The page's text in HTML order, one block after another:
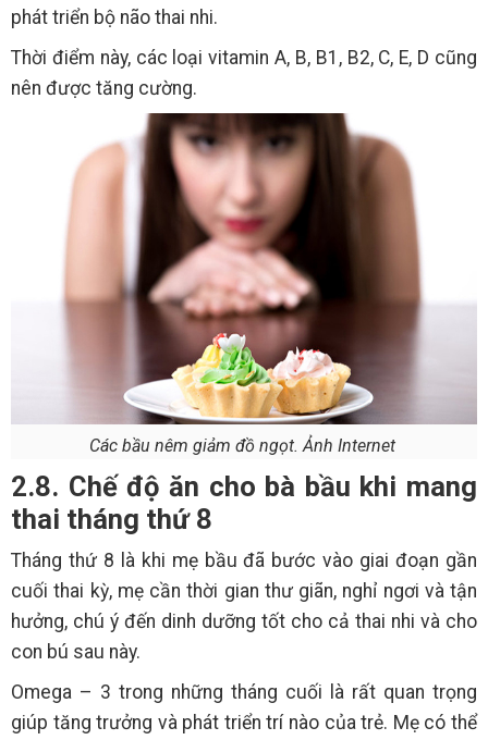
phát triển bộ não thai nhi.
Thời điểm này, các loại vitamin A, B, B1, B2, C, E, D cũng
nên được tăng cường.
Các bầu nêm giảm đồ ngọt. Ảnh Internet
2.8. Chế độ ăn cho bà bầu khi mang
thai tháng thứ 8
Tháng thứ 8 là khi mẹ bầu đã bước vào giai đoạn gần
cuối thai kỳ, mẹ cần thời gian thư giãn, nghỉ ngơi và tận
hưởng, chú ý đến dinh dưỡng tốt cho cả thai nhi và cho
con bú sau này.
Omega – 3 trong những tháng cuối là rất quan trọng
giúp tăng trưởng và phát triển trí nào của trẻ. Mẹ có thể